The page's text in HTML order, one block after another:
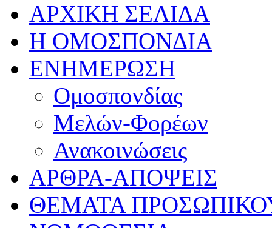
ΑΡΧΙΚΗ ΣΕΛΙΔΑ
Η ΟΜΟΣΠΟΝΔΙΑ
ΕΝΗΜΕΡΩΣΗ
Ομοσπονδίας
Μελών-Φορέων
Ανακοινώσεις
ΑΡΘΡΑ-ΑΠΟΨΕΙΣ
ΘΕΜΑΤΑ